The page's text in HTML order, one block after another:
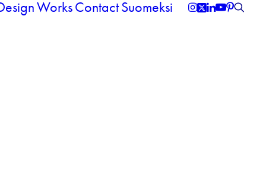
WorksContactSuomeksi